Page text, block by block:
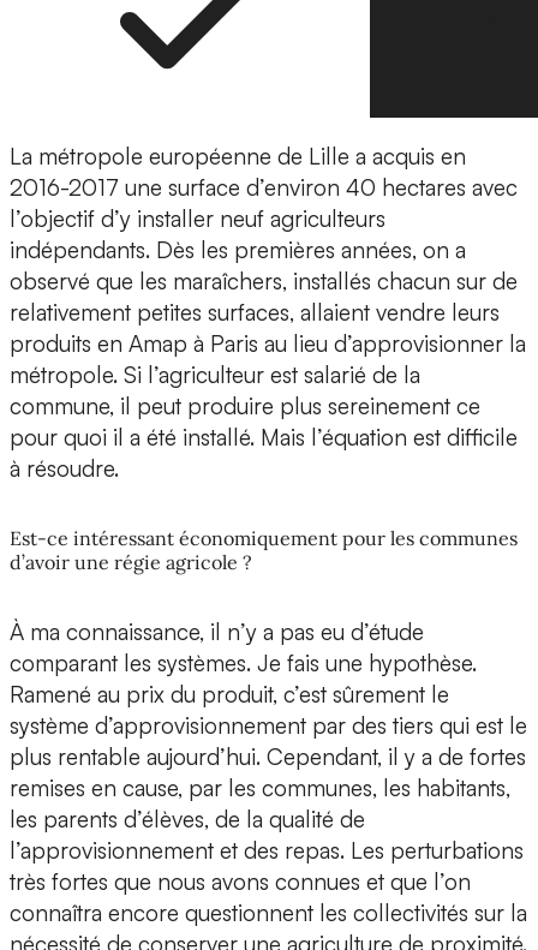
La métropole européenne de Lille a acquis en
2016-2017 une surface d’environ 40 hectares avec
l’objectif d’y installer neuf agriculteurs
indépendants. Dès les premières années, on a
observé que les maraîchers, installés chacun sur de
relativement petites surfaces, allaient vendre leurs
produits en Amap à Paris au lieu d’approvisionner la
métropole. Si l’agriculteur est salarié de la
commune, il peut produire plus sereinement ce
pour quoi il a été installé. Mais l’équation est difficile
à résoudre.
Est-ce intéressant économiquement pour les communes
d’avoir une régie agricole ?
À ma connaissance, il n’y a pas eu d’étude
comparant les systèmes. Je fais une hypothèse.
Ramené au prix du produit, c’est sûrement le
système d’approvisionnement par des tiers qui est le
plus rentable aujourd’hui. Cependant, il y a de fortes
remises en cause, par les communes, les habitants,
les parents d’élèves, de la qualité de
l’approvisionnement et des repas. Les perturbations
très fortes que nous avons connues et que l’on
connaîtra encore questionnent les collectivités sur la